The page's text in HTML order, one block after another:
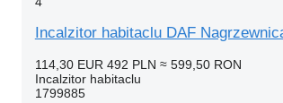
Incalzitor habitaclu DAF
114,30 EUR 492 PLN ≈ 599,50 RON
Incalzitor habitaclu
1799885